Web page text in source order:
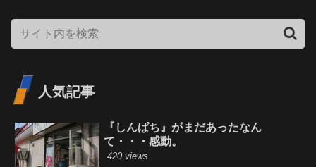
人気記事
『しんぱち』がまだあったなん
て・・・感動。
420 views